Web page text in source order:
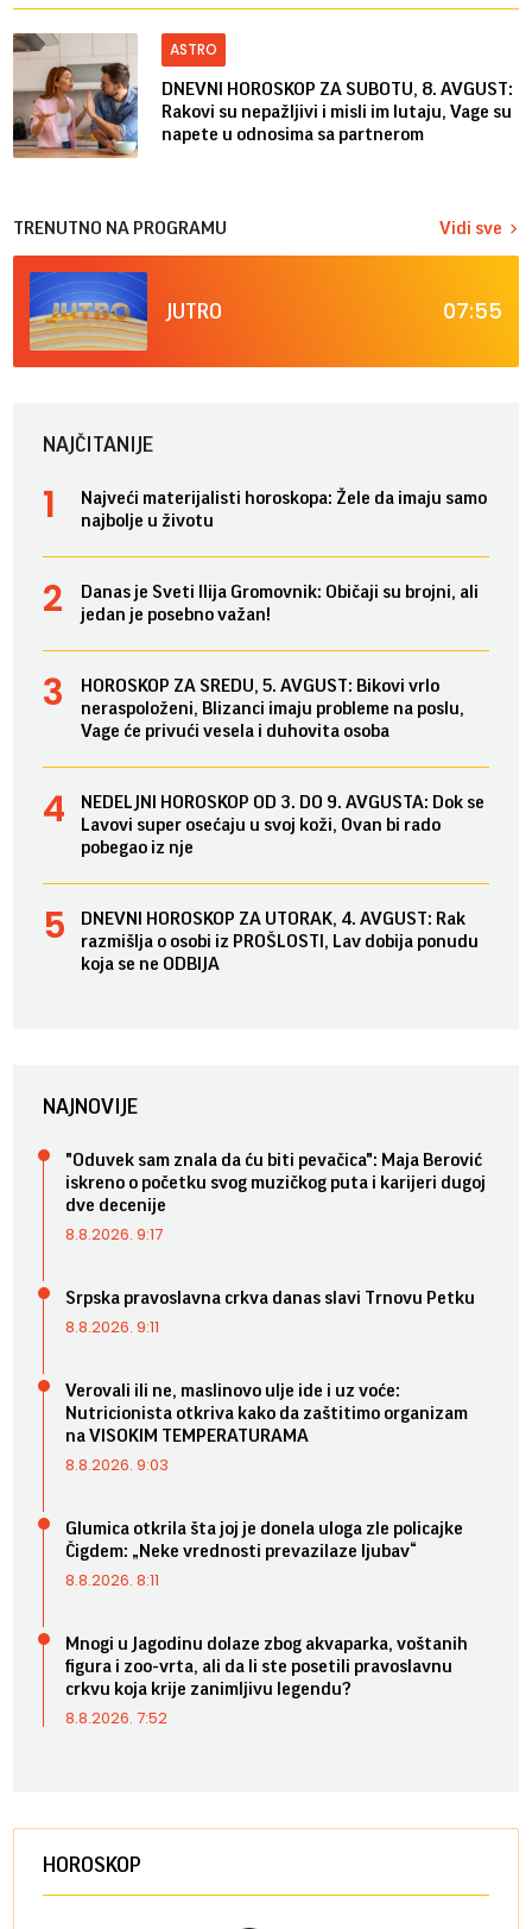
ASTRO
DNEVNI HOROSKOP ZA SUBOTU, 8. AVGUST:
Rakovi su nepažljivi i misli im lutaju, Vage su
napete u odnosima sa partnerom
TRENUTNO NA PROGRAMU Vidi sve
JUTRO 07:55
NAJČITANIJE
Najveći materijalisti horoskopa: Žele da imaju samo
najbolje u životu
Danas je Sveti Ilija Gromovnik: Običaji su brojni, ali
jedan je posebno važan!
HOROSKOP ZA SREDU, 5. AVGUST: Bikovi vrlo
neraspoloženi, Blizanci imaju probleme na poslu,
Vage će privući vesela i duhovita osoba
NEDELJNI HOROSKOP OD 3. DO 9. AVGUSTA: Dok se
Lavovi super osećaju u svoj koži, Ovan bi rado
pobegao iz nje
DNEVNI HOROSKOP ZA UTORAK, 4. AVGUST: Rak
razmišlja o osobi iz PROŠLOSTI, Lav dobija ponudu
koja se ne ODBIJA
NAJNOVIJE
"Oduvek sam znala da ću biti pevačica": Maja Berović
iskreno o početku svog muzičkog puta i karijeri dugoj
dve decenije
8.8.2026. 9:17
Srpska pravoslavna crkva danas slavi Trnovu Petku
8.8.2026. 9:11
Verovali ili ne, maslinovo ulje ide i uz voće:
Nutricionista otkriva kako da zaštitimo organizam
na VISOKIM TEMPERATURAMA
8.8.2026. 9:03
Glumica otkrila šta joj je donela uloga zle policajke
Čigdem: „Neke vrednosti prevazilaze ljubav“
8.8.2026. 8:11
Mnogi u Jagodinu dolaze zbog akvaparka, voštanih
figura i zoo-vrta, ali da li ste posetili pravoslavnu
crkvu koja krije zanimljivu legendu?
8.8.2026. 7:52
HOROSKOP